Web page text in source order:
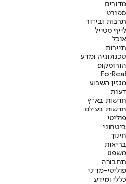
מדורים
ספורט
תרבות ובידור
לייף סטייל
אוכל
תיירות
טכנולוגיה ומדע
הורוסקופ
ForReal
מגזין השבוע
דעות
חדשות בארץ
חדשות בעולם
פוליטי
ביטחוני
חינוך
בריאות
משפט
תחבורה
פוליטי-מדיני
כללי ומידע